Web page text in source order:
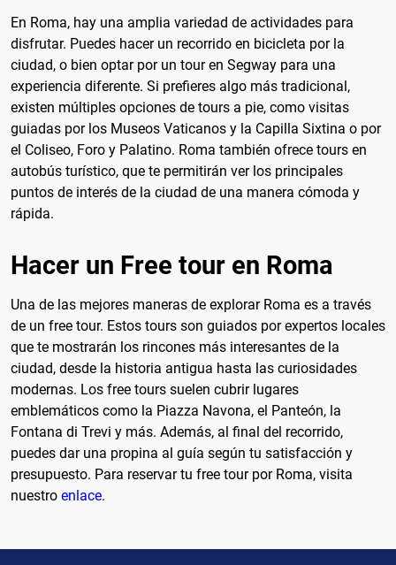
En Roma, hay una amplia variedad de actividades para
disfrutar. Puedes hacer un recorrido en bicicleta por la
ciudad, o bien optar por un tour en Segway para una
experiencia diferente. Si prefieres algo más tradicional,
existen múltiples opciones de tours a pie, como visitas
guiadas por los Museos Vaticanos y la Capilla Sixtina o por
el Coliseo, Foro y Palatino. Roma también ofrece tours en
autobús turístico, que te permitirán ver los principales
puntos de interés de la ciudad de una manera cómoda y
rápida.
Hacer un Free tour en Roma
Una de las mejores maneras de explorar Roma es a través
de un free tour. Estos tours son guiados por expertos locales
que te mostrarán los rincones más interesantes de la
ciudad, desde la historia antigua hasta las curiosidades
modernas. Los free tours suelen cubrir lugares
emblemáticos como la Piazza Navona, el Panteón, la
Fontana di Trevi y más. Además, al final del recorrido,
puedes dar una propina al guía según tu satisfacción y
presupuesto. Para reservar tu free tour por Roma, visita
nuestro enlace.